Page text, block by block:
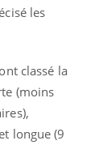
les
classé la
(moins
longue (9